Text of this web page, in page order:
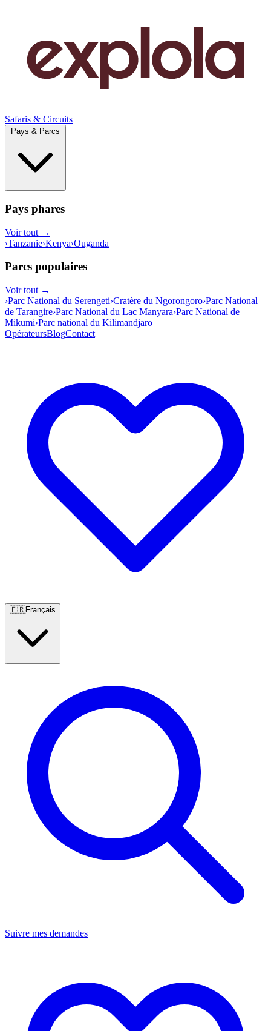
Safaris & Circuits
Pays phares
Voir tout →
›Tanzanie›Kenya›Ouganda
Parcs populaires
Voir tout →
›Parc National du Serengeti›Cratère du Ngorongoro›Parc National
de Tarangire›Parc National du Lac Manyara›Parc National de
Mikumi›Parc national du Kilimandjaro
OpérateursBlogContact
🇫🇷Français
Suivre mes demandes